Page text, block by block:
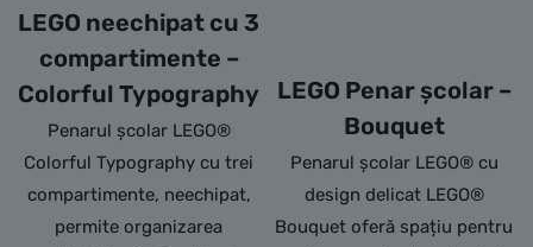
LEGO neechipat cu 3
compartimente –
Colorful Typography
Penarul școlar LEGO®
Colorful Typography cu trei
compartimente, neechipat,
permite organizarea
LEGO Penar școlar –
Bouquet
Penarul școlar LEGO® cu
design delicat LEGO®
Bouquet oferă spațiu pentru